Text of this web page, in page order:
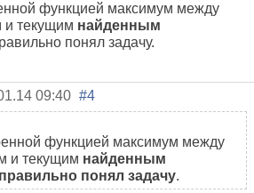
функцией максимум между
текущим найденным
понял задачу.
09:40 #4
функцией максимум между
и текущим найденным
понял задачу.